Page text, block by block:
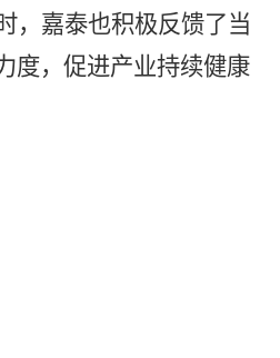
，嘉泰也积极反馈了当
度，促进产业持续健康